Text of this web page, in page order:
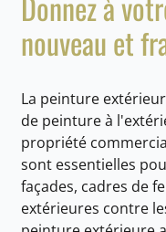
nouveau et
La peinture
de peinture à
propriété
sont essentielles
façades, cadres de
extérieures contre